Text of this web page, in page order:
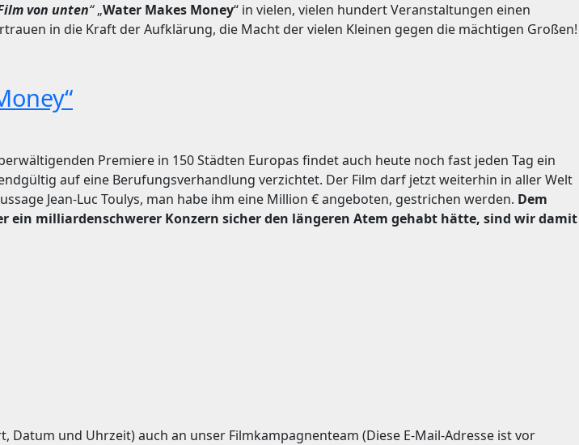
von unten“„Water Makes Money“ in vielen, vielen hundert Veranstaltungen einen
in die Kraft der Aufklärung, die Macht der vielen Kleinen gegen die mächtigen Großen!
Premiere in 150 Städten Europas findet auch heute noch fast jeden Tag ein
auf eine Berufungsverhandlung verzichtet. Der Film darf jetzt weiterhin in aller Welt
Jean-Luc Toulys, man habe ihm eine Million € angeboten, gestrichen werden. Dem
ein milliardenschwerer Konzern sicher den längeren Atem gehabt hätte, sind wir damit
und Uhrzeit) auch an unser Filmkampagnenteam (Diese E-Mail-Adresse ist vor